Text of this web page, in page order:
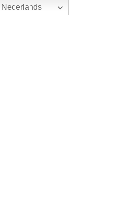
Nederlands